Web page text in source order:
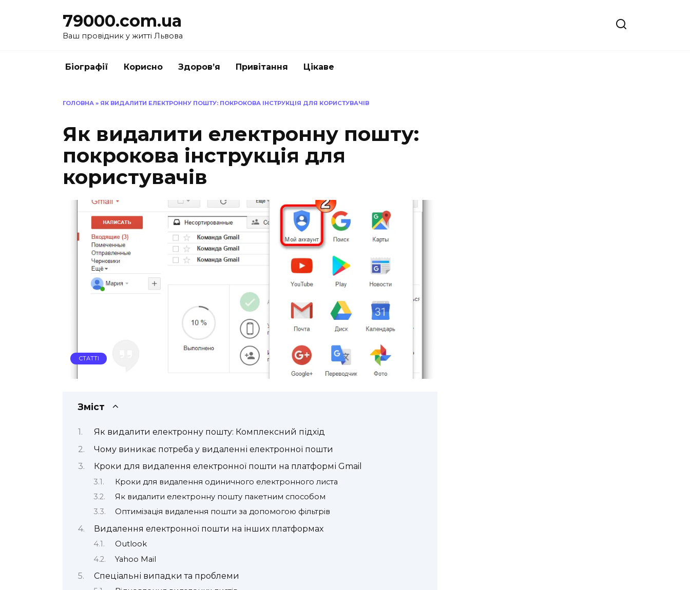
79000.com.ua
Ваш провідник у житті Львова
Біографії Корисно Здоров’я Привітання Цікаве
ГОЛОВНА » ЯК ВИДАЛИТИ ЕЛЕКТРОННУ ПОШТУ: ПОКРОКОВА ІНСТРУКЦІЯ ДЛЯ КОРИСТУВАЧІВ
Як видалити електронну пошту:
покрокова інструкція для
користувачів
СТАТТІ
Зміст
Як видалити електронну пошту: Комплексний підхід
Чому виникає потреба у видаленні електронної пошти
Кроки для видалення електронної пошти на платформі Gmail
Кроки для видалення одиничного електронного листа
Як видалити електронну пошту пакетним способом
Оптимізація видалення пошти за допомогою фільтрів
Видалення електронної пошти на інших платформах
Outlook
Yahoo Mail
Спеціальні випадки та проблеми